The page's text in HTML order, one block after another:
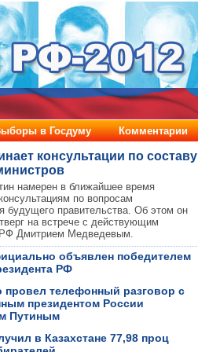
консультации по составу
намерен в ближайшее время
по вопросам
будущего правительства. Об этом он
на встрече с действующим
Дмитрием Медведевым.
объявлен победителем
РФ
провел телефонный разговор с
президентом России
Путиным
в Казахстане 77,98 проц